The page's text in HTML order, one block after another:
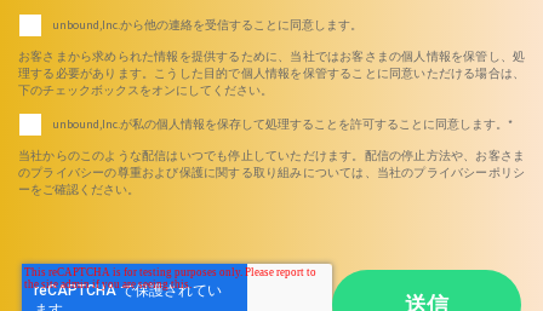
unbound,Inc.から他の連絡を受信することに同意します。
お客さまから求められた情報を提供するために、当社ではお客さまの個人情報を保管し、処
理する必要があります。こうした目的で個人情報を保管することに同意いただける場合は、
下のチェックボックスをオンにしてください。
unbound,Inc.が私の個人情報を保存して処理することを許可することに同意します。 *
当社からのこのような配信はいつでも停止していただけます。配信の停止方法や、お客さま
のプライバシーの尊重および保護に関する取り組みについては、当社のプライバシーポリシ
ーをご確認ください。